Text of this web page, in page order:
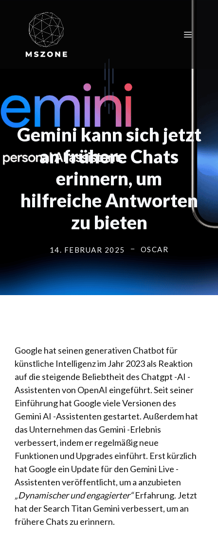
springen
Menü
Gemini kann sich jetzt
an frühere Chats
erinnern, um
hilfreiche Antworten
zu bieten
14. FEBRUAR 2025 OSCAR
Google hat seinen generativen Chatbot für
künstliche Intelligenz im Jahr 2023 als Reaktion
auf die steigende Beliebtheit des Chatgpt -AI -
Assistenten von OpenAI eingeführt. Seit seiner
Einführung hat Google viele Versionen des
Gemini AI -Assistenten gestartet. Außerdem hat
das Unternehmen das Gemini -Erlebnis
verbessert, indem er regelmäßig neue
Funktionen und Upgrades einführt. Erst kürzlich
hat Google ein Update für den Gemini Live -
Assistenten veröffentlicht, um a anzubieten
„Dynamischer und engagierter“Erfahrung. Jetzt
hat der Search Titan Gemini verbessert, um an
frühere Chats zu erinnern.